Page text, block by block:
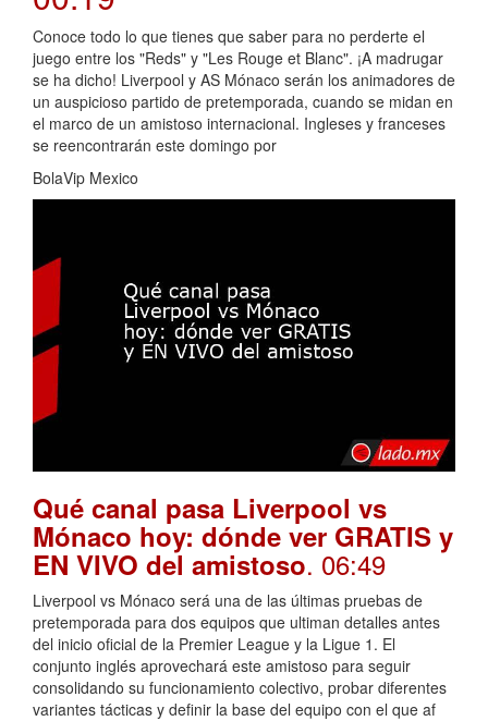
Conoce todo lo que tienes que saber para no perderte el
juego entre los "Reds" y "Les Rouge et Blanc". ¡A madrugar
se ha dicho! Liverpool y AS Mónaco serán los animadores de
un auspicioso partido de pretemporada, cuando se midan en
el marco de un amistoso internacional. Ingleses y franceses
se reencontrarán este domingo por
BolaVip Mexico
Qué canal pasa Liverpool vs
Mónaco hoy: dónde ver GRATIS y
EN VIVO del amistoso. 06:49
Liverpool vs Mónaco será una de las últimas pruebas de
pretemporada para dos equipos que ultiman detalles antes
del inicio oficial de la Premier League y la Ligue 1. El
conjunto inglés aprovechará este amistoso para seguir
consolidando su funcionamiento colectivo, probar diferentes
variantes tácticas y definir la base del equipo con el que af